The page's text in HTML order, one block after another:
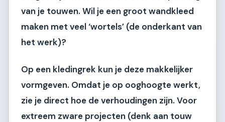
van je touwen. Wil je een groot wandkleed
maken met veel ‘wortels’ (de onderkant van
het werk)?
Op een kledingrek kun je deze makkelijker
vormgeven. Omdat je op ooghoogte werkt,
zie je direct hoe de verhoudingen zijn. Voor
extreem zware projecten (denk aan touw